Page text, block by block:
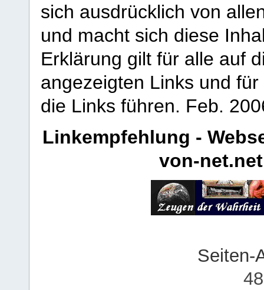
sich ausdrücklich von
und macht sich diese
Erklärung gilt für alle auf
angezeigten Links und
die Links führen. Feb.
Linkempfehlung -
von-net.net
Seiten-